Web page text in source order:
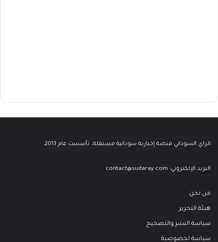
الراي السوداني منصة إخبارية سودانية مستقلة، تأسست عام 2013.
البريد الإلكتروني: contact@sudaray.com
من نحن
هيئة التحرير
سياسة النشر والتصحيح
سياسة لخصوصية